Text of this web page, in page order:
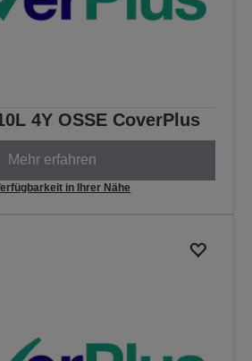
4Y OSSE CoverPlus
Mehr erfahren
in Ihrer Nähe